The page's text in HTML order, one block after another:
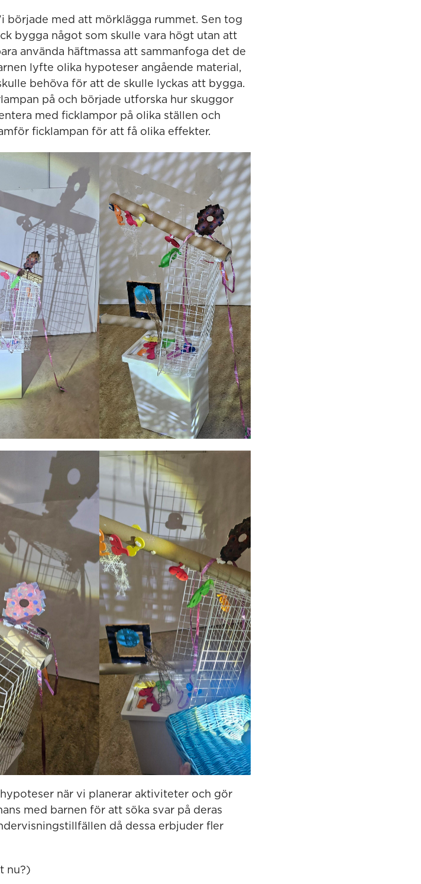
började med att mörklägga rummet. Sen tog
bygga något som skulle vara högt utan att
använda häftmassa att sammanfoga det de
lyfte olika hypoteser angående material,
behöva för att de skulle lyckas att bygga.
på och började utforska hur skuggor
med ficklampor på olika ställen och
ficklampan för att få olika effekter.
när vi planerar aktiviteter och gör
med barnen för att söka svar på deras
då dessa erbjuder fler
nu?)